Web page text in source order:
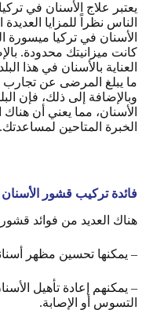
يعتبر علاج الأسنان في
الناس نظراً للمزايا العديدة
الأسنان في تركيا ميسورة
كانت ميزانيتك محدودة.
العناية بالأسنان في هذا
ما يبلغ المرضى عن تجارب
وبالإضافة إلى ذلك، فإن
الأسنان، مما يعني أن
الخبرة المتاحين لمساعدتك.
فائدة تركيب قشور الأسنان
هناك العديد من فوائد
– يمكنها تحسين مظهر
– يمكنهم إعادة تأهيل
التسوس أو الإصابة.